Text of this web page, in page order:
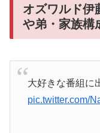
オズワルド伊
や弟・家族構
大好きな番組に
pic.twitter.com/